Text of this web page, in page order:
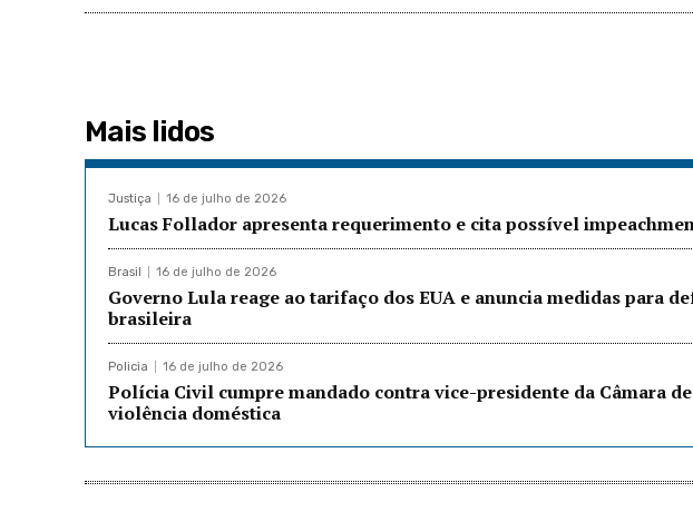
Mais lidos
Justiça 16 de julho de 2026
Lucas Follador apresenta requerimento e cita possível
Brasil 16 de julho de 2026
Governo Lula reage ao tarifaço dos EUA e anuncia medidas para
brasileira
Policia 16 de julho de 2026
Polícia Civil cumpre mandado contra vice-presidente da Câmara
violência doméstica